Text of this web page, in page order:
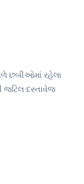
છબીઓમાં રહેલા
દસ્તાવેજ